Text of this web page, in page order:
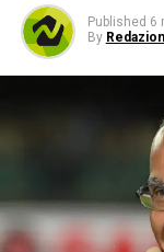
Published 6
By